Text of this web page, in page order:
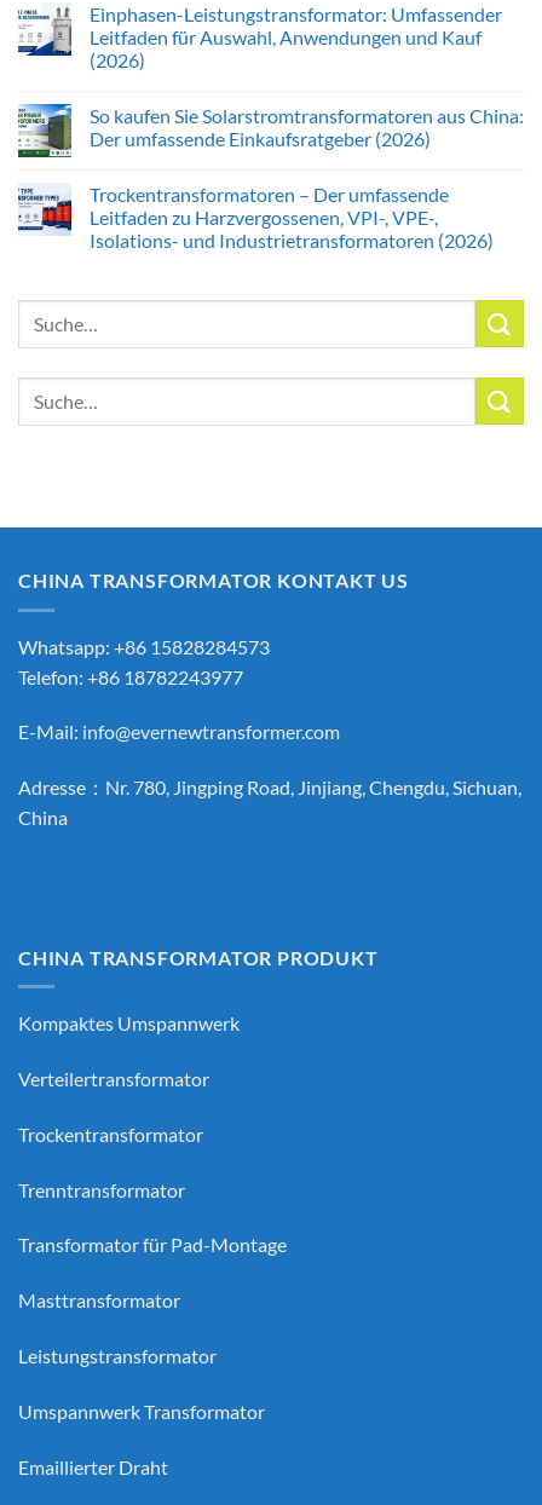
Einphasen-Leistungstransformator: Umfassender
Leitfaden für Auswahl, Anwendungen und Kauf
(2026)
So kaufen Sie Solarstromtransformatoren aus China:
Der umfassende Einkaufsratgeber (2026)
Trockentransformatoren – Der umfassende
Leitfaden zu Harzvergossenen, VPI-, VPE-,
Isolations- und Industrietransformatoren (2026)
CHINA TRANSFORMATOR KONTAKT US
Whatsapp: +86 15828284573
Telefon: +86 18782243977
E-Mail: info@evernewtransformer.com
Adresse：Nr. 780, Jingping Road, Jinjiang, Chengdu, Sichuan,
China
CHINA TRANSFORMATOR PRODUKT
Kompaktes Umspannwerk
Verteilertransformator
Trockentransformator
Trenntransformator
Transformator für Pad-Montage
Masttransformator
Leistungstransformator
Umspannwerk Transformator
Emaillierter Draht